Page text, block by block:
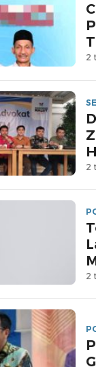
2
2
2